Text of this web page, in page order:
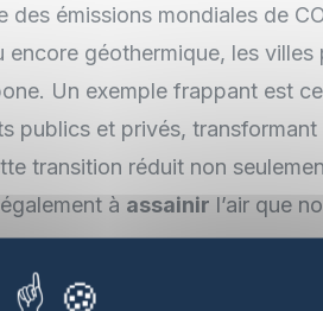
des émissions mondiales de
encore géothermique, les villes
Un exemple frappant est
publics et privés,
transition réduit non
à assainir l’air que
énergies